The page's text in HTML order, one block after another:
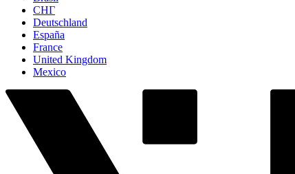
СНГ
Deutschland
España
France
United Kingdom
Mexico